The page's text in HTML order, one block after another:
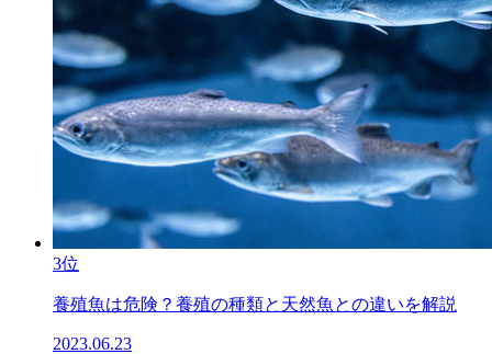
3位
養殖魚は危険？養殖の種類と天然魚との違いを解説
2023.06.23